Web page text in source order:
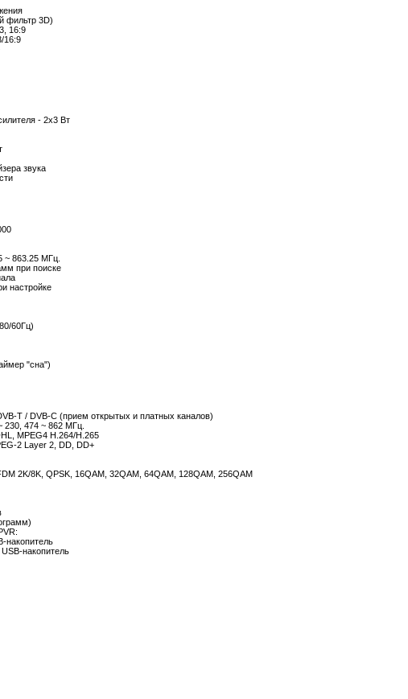
фильтр 3D)
16:9
16:9
- 2x3 Вт
звука
~ 863.25 МГц.
при поиске
настройке
60Гц)
"сна")
T / DVB-C (прием открытых и платных каналов)
230, 474 ~ 862 МГц.
MPEG4 H.264/H.265
2 Layer 2, DD, DD+
2K/8K, QPSK, 16QAM, 32QAM, 64QAM, 128QAM, 256QAM
накопитель
накопитель